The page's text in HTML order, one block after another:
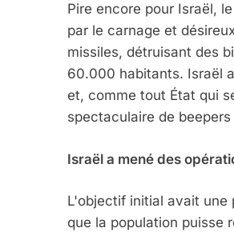
Pire encore pour Israël,
par le carnage et
missiles, détruisant des
60.000 habitants. Israël
et, comme tout État qui
spectaculaire de
Israël a mené des
L'objectif initial avait une
que la population puisse